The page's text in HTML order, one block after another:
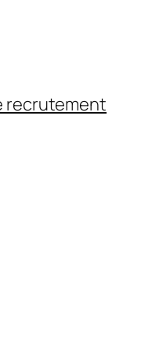
recrutement